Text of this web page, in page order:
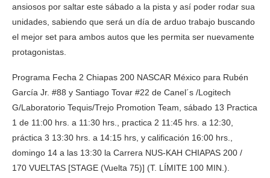
ansiosos por saltar este sábado a la pista y así poder rodar sua
unidades, sabiendo que será un día de arduo trabajo buscando
el mejor set para ambos autos que les permita ser nuevamente
protagonistas.
Programa Fecha 2 Chiapas 200 NASCAR México para Rubén
García Jr. #88 y Santiago Tovar #22 de Canel´s /Logitech
G/Laboratorio Tequis/Trejo Promotion Team, sábado 13 Practica
1 de 11:00 hrs. a 11:30 hrs., practica 2 11:45 hrs. a 12:30,
práctica 3 13:30 hrs. a 14:15 hrs, y calificación 16:00 hrs.,
domingo 14 a las 13:30 la Carrera NUS-KAH CHIAPAS 200 /
170 VUELTAS [STAGE (Vuelta 75)] (T. LÍMITE 100 MIN.).